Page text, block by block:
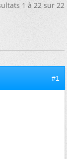
1 à 22 sur 22
#1